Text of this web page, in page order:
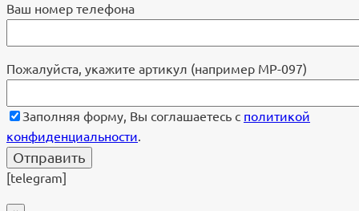
Ваш номер телефона
Пожалуйста, укажите артикул (например МР-097)
Заполняя форму, Вы соглашаетесь с политикой
конфиденциальности.
[telegram]